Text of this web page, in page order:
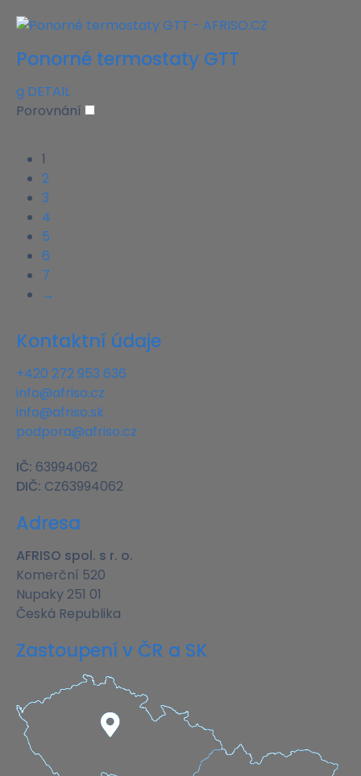
Ponorné termostaty GTT
g DETAIL
Porovnání
1
2
3
4
5
6
7
→
Kontaktní údaje
+420 272 953 636
info@afriso.cz
info@afriso.sk
podpora@afriso.cz
IČ: 63994062
DIČ: CZ63994062
Adresa
AFRISO spol. s r. o.
Komerční 520
Nupaky 251 01
Česká Republika
Zastoupení v ČR a SK